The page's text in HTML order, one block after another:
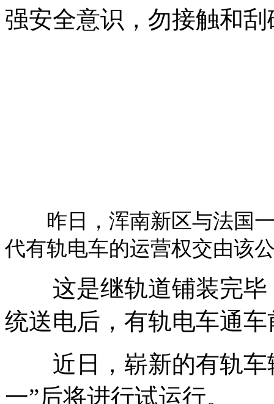
强安全意识，勿接触和
昨日，浑南新区与法国一
代有轨电车的运营权交由该
这是继轨道铺装完毕
统送电后，有轨电车通
近日，崭新的有轨车
一”后将进行试运行。